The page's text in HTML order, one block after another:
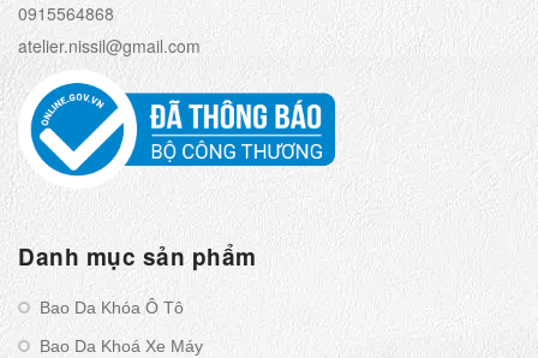
0915564868
atelier.nissil@gmail.com
Danh mục sản phẩm
Bao Da Khóa Ô Tô
Bao Da Khoá Xe Máy